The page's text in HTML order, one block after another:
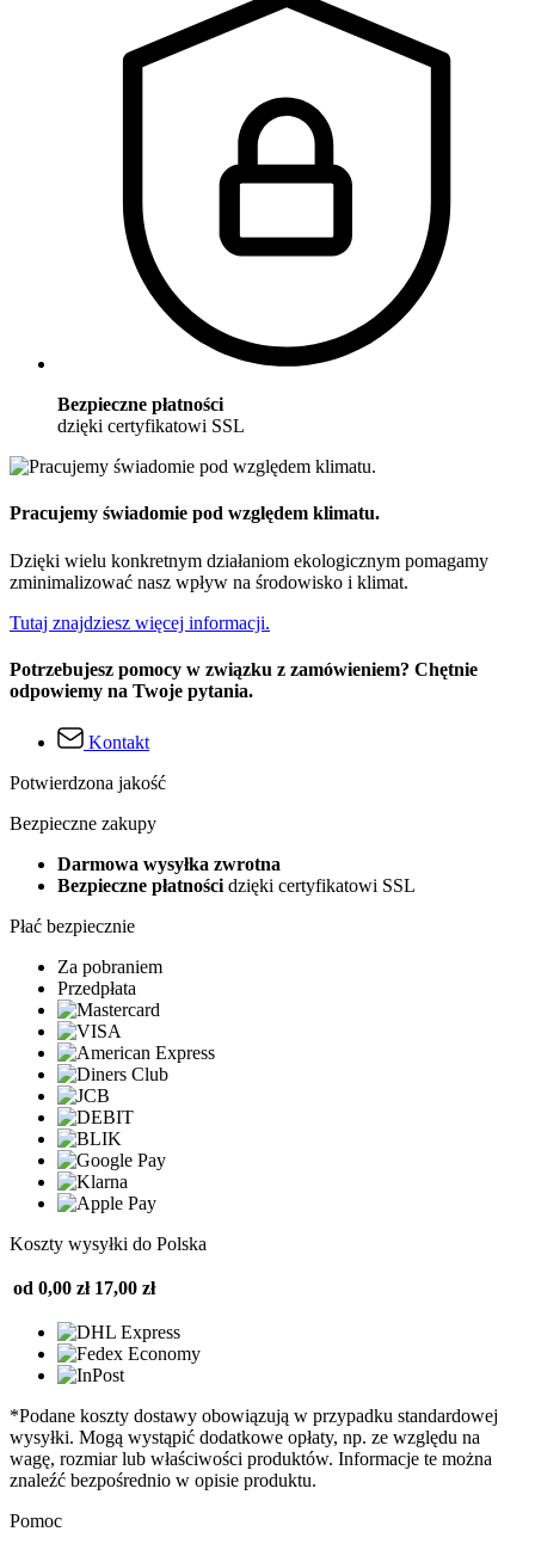
Bezpieczne płatności
dzięki certyfikatowi SSL
Pracujemy świadomie pod względem klimatu.
Dzięki wielu konkretnym działaniom ekologicznym pomagamy
zminimalizować nasz wpływ na środowisko i klimat.
Tutaj znajdziesz więcej informacji.
Potrzebujesz pomocy w związku z zamówieniem? Chętnie
odpowiemy na Twoje pytania.
Kontakt
Potwierdzona jakość
Bezpieczne zakupy
Darmowa wysyłka zwrotna
Bezpieczne płatności dzięki certyfikatowi SSL
Płać bezpiecznie
Za pobraniem
Przedpłata
Koszty wysyłki do Polska
od 0,00 zł 17,00 zł
*Podane koszty dostawy obowiązują w przypadku standardowej
wysyłki. Mogą wystąpić dodatkowe opłaty, np. ze względu na
wagę, rozmiar lub właściwości produktów. Informacje te można
znaleźć bezpośrednio w opisie produktu.
Pomoc